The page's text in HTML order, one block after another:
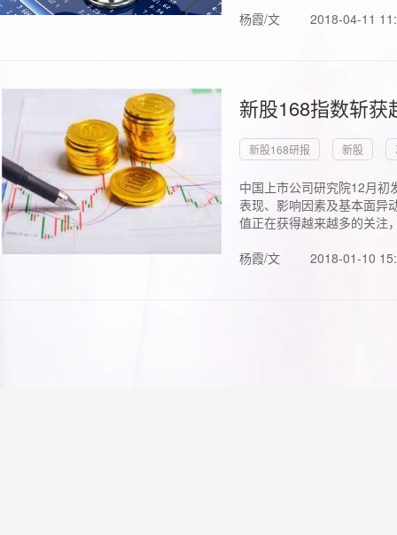
杨霞/文 2018-04-11
新股168指数斩
新股168研报 新股
中国上市公司研究院12月初
表现、影响因素及基本面异
值正在获得越来越多的关注
杨霞/文
2018-01-10